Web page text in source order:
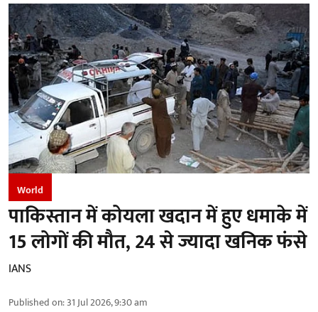
World
पाकिस्तान में कोयला खदान में हुए धमाके में
15 लोगों की मौत, 24 से ज्यादा खनिक फंसे
IANS
Published on:31 Jul 2026, 9:30 am